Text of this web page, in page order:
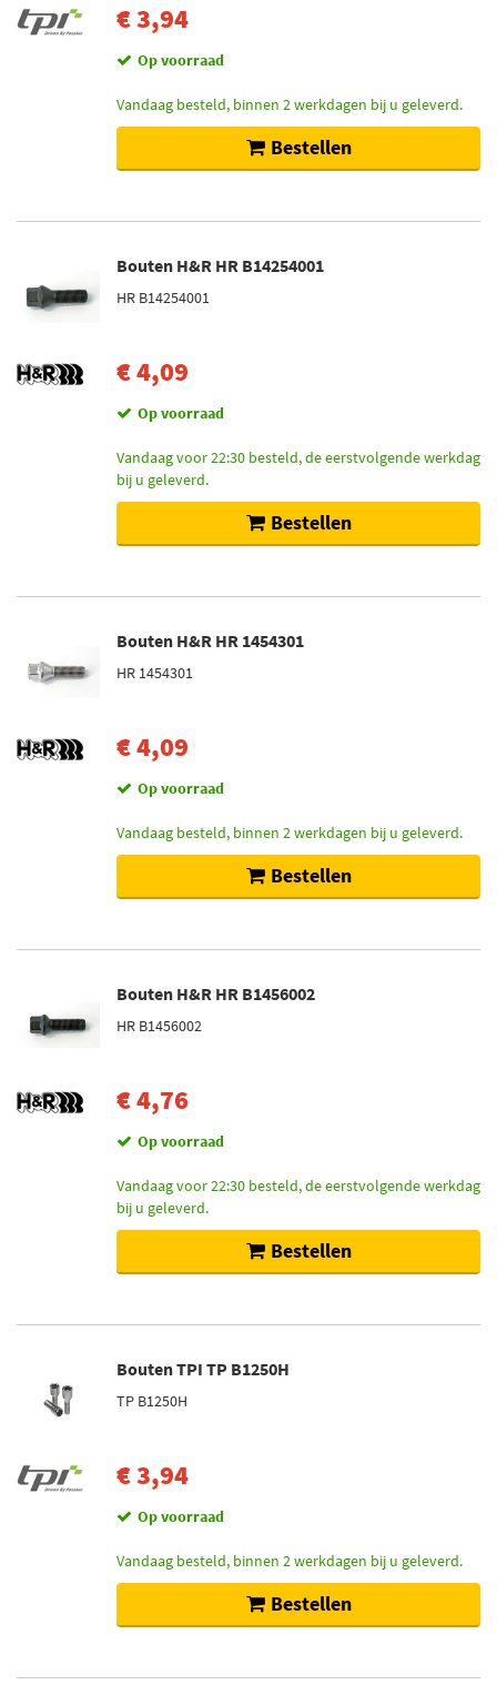
€ 3,94
Op voorraad
Vandaag besteld, binnen 2 werkdagen bij u geleverd.
Bestellen
Bouten H&R HR B14254001
HR B14254001
€ 4,09
Op voorraad
Vandaag voor 22:30 besteld, de eerstvolgende werkdag
bij u geleverd.
Bestellen
Bouten H&R HR 1454301
HR 1454301
€ 4,09
Op voorraad
Vandaag besteld, binnen 2 werkdagen bij u geleverd.
Bestellen
Bouten H&R HR B1456002
HR B1456002
€ 4,76
Op voorraad
Vandaag voor 22:30 besteld, de eerstvolgende werkdag
bij u geleverd.
Bestellen
Bouten TPI TP B1250H
TP B1250H
€ 3,94
Op voorraad
Vandaag besteld, binnen 2 werkdagen bij u geleverd.
Bestellen